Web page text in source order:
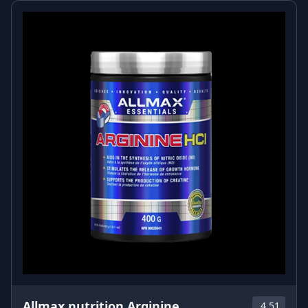
μορφή συμπληρώματος για να υποστηρίξουν την
Θα με κάνει να νυστάξω;
Όχι. Η L-θεανίνη δεν είναι υπνωτικό. Συνήθως
συνδέεται με αίσθημα χαλάρωσης χωρίς υπνηλία, γι’
αυτό και προτιμάται και στη διάρκεια της ημέρας.
Μπορώ να πάρω το IronFlex L-Theanine μαζί με καφέ;
Πολλοί συνδυάζουν L-θεανίνη με καφεΐνη (π.χ. καφέ
ή pre-workout), γιατί θέλουν τα οφέλη της καφεΐνης
με πιο «ήρεμο», λιγότερο νευρικό συναίσθημα. Αν
έχεις ευαισθησία στην καφεΐνη, ξεκίνα με μικρές
ποσότητες και δες πώς ανταποκρίνεσαι.
Πότε είναι καλύτερο να το παίρνω;
στιγμή της ημέρας.